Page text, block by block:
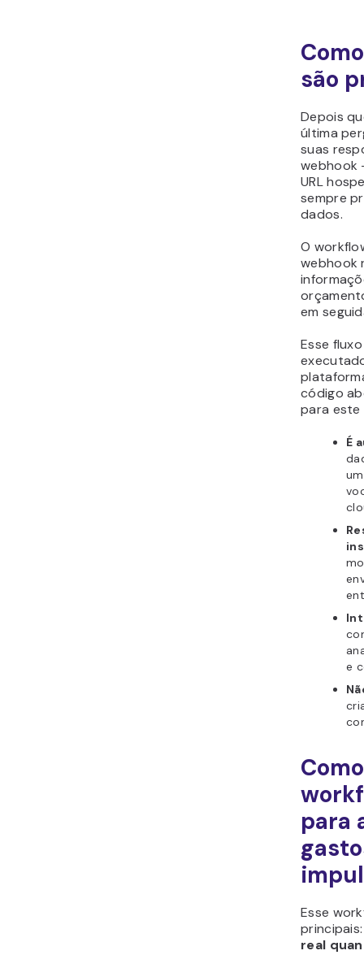
são
Depois
última
suas
webhook
URL
sempre
dados.
O
webhook
em
Esse
código
para
É
e
para
Esse
real